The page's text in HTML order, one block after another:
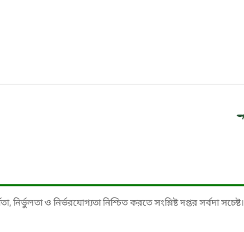
ও নির্ভরযোগ্যতা নিশ্চিত করতে সংশ্লিষ্ট দপ্তর সর্বদা সচেষ্ট।